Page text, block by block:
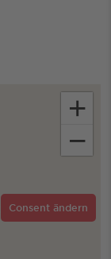
Consent ändern
+
−